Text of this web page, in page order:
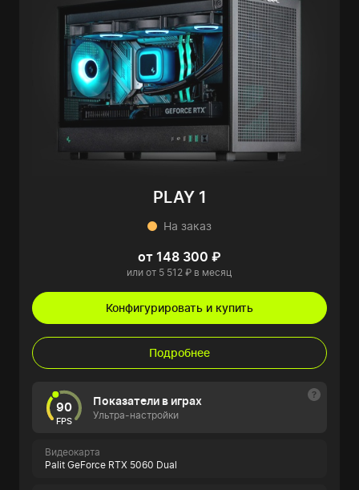
PLAY 1
На заказ
от 148 300 ₽
или от 5 512 ₽ в месяц
Конфигурировать и купить
Подробнее
90
FPS
Показатели в играх
Ультра-настройки
Видеокарта
Palit GeForce RTX 5060 Dual